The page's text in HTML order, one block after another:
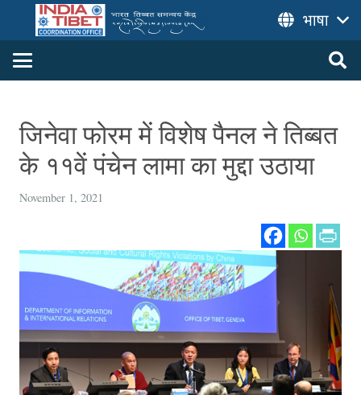
भाषा
जिनेवा फोरम में विशेष पैनल ने तिब्बत
के ११वें पंचेन लामा का मुद्दा उठाया
November 1, 2021